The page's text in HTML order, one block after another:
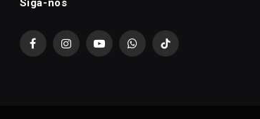
FacebookInstagramYouTubeWhatsAppTikTok